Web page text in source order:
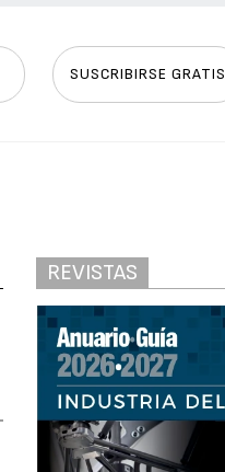
SUSCRIBIRSE GRATIS
REVISTAS